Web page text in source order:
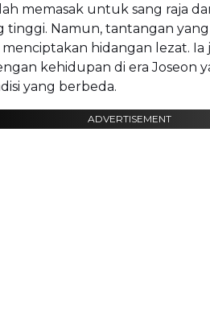
memasak untuk sang raja
tinggi. Namun, tantangan
menciptakan hidangan lezat. Ia
kehidupan di era Joseon
yang berbeda.
ADVERTISEMENT